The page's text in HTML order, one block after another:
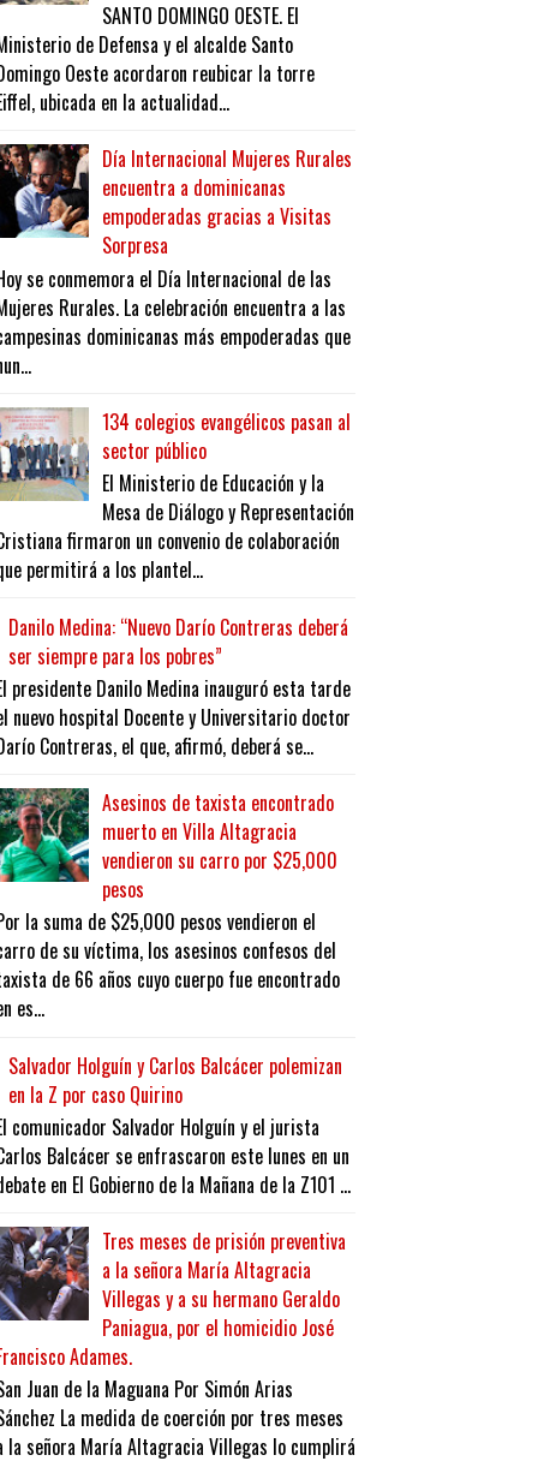
SANTO DOMINGO OESTE. El
de Defensa y el alcalde Santo
Oeste acordaron reubicar la torre
ubicada en la actualidad...
Día Internacional Mujeres Rurales
encuentra a dominicanas
empoderadas gracias a Visitas
Sorpresa
se conmemora el Día Internacional de las
Rurales. La celebración encuentra a las
dominicanas más empoderadas que
134 colegios evangélicos pasan al
sector público
El Ministerio de Educación y la
Mesa de Diálogo y Representación
firmaron un convenio de colaboración
permitirá a los plantel...
Danilo Medina: “Nuevo Darío Contreras deberá
ser siempre para los pobres”
presidente Danilo Medina inauguró esta tarde
nuevo hospital Docente y Universitario doctor
Contreras, el que, afirmó, deberá se...
Asesinos de taxista encontrado
muerto en Villa Altagracia
vendieron su carro por $25,000
pesos
la suma de $25,000 pesos vendieron el
de su víctima, los asesinos confesos del
de 66 años cuyo cuerpo fue encontrado
es...
Salvador Holguín y Carlos Balcácer polemizan
en la Z por caso Quirino
comunicador Salvador Holguín y el jurista
Balcácer se enfrascaron este lunes en un
en El Gobierno de la Mañana de la Z101 ...
Tres meses de prisión preventiva
a la señora María Altagracia
Villegas y a su hermano Geraldo
Paniagua, por el homicidio José
Adames.
Juan de la Maguana Por Simón Arias
La medida de coerción por tres meses
la señora María Altagracia Villegas lo cumplirá